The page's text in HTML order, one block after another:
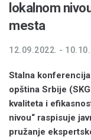
lokalnom
mesta
12.09.2022. -
Stalna
opština Srbije
kvaliteta i
nivou“ raspisuje
pružanje